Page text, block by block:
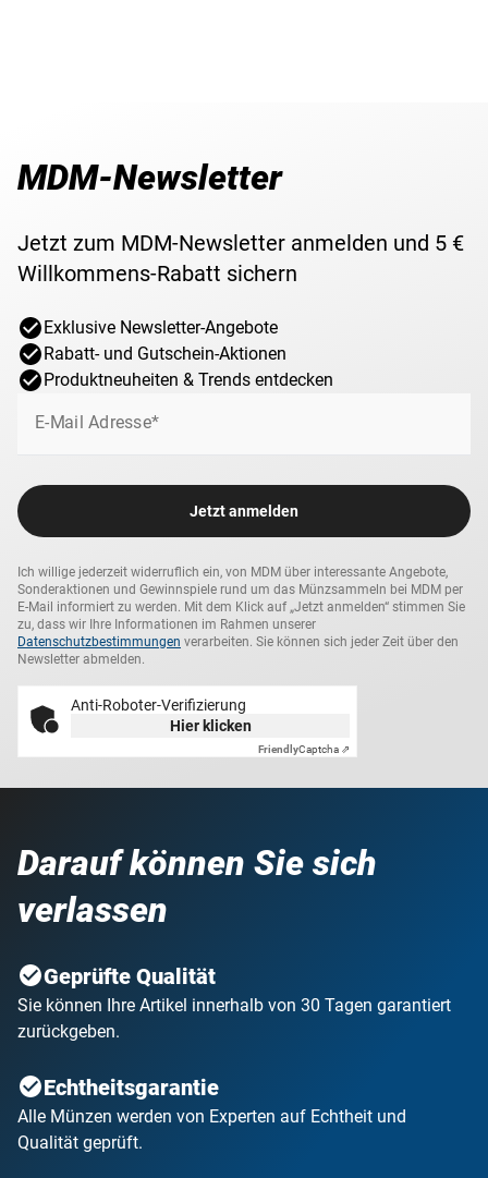
MDM-Newsletter
Jetzt zum MDM-Newsletter anmelden und 5 €
Willkommens-Rabatt sichern
Exklusive Newsletter-Angebote
Rabatt- und Gutschein-Aktionen
Produktneuheiten & Trends entdecken
E-Mail Adresse*
Jetzt anmelden
Ich willige jederzeit widerruflich ein, von MDM über interessante Angebote,
Sonderaktionen und Gewinnspiele rund um das Münzsammeln bei MDM per
E-Mail informiert zu werden. Mit dem Klick auf „Jetzt anmelden“ stimmen Sie
zu, dass wir Ihre Informationen im Rahmen unserer
Datenschutzbestimmungen verarbeiten. Sie können sich jeder Zeit über den
Newsletter abmelden.
Anti-Roboter-Verifizierung
Hier klicken
FriendlyCaptcha ⇗
Darauf können Sie sich
verlassen
Geprüfte Qualität
Sie können Ihre Artikel innerhalb von 30 Tagen garantiert
zurückgeben.
Echtheitsgarantie
Alle Münzen werden von Experten auf Echtheit und
Qualität geprüft.